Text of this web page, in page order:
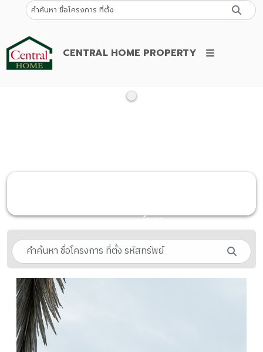
CENTRAL HOME PROPERTY
ตึกแถว